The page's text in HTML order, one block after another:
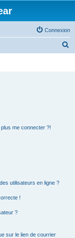
Connexion
me connecter ?!
utilisateurs en ligne ?
!
?
sur le lien de courrier